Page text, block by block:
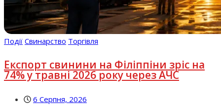
Події Свинарство Торгівля
Експорт свинини на Філіппіни зріс на
74% у травні 2026 року через АЧС
6 Серпня, 2026